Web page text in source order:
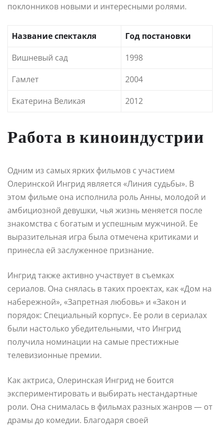
поклонников новыми и интересными ролями.
Название спектакля
Год постановки
Вишневый сад
1998
Гамлет
2004
Екатерина Великая
2012
Работа в киноиндустрии
Одним из самых ярких фильмов с участием
Олеринской Ингрид является «Линия судьбы». В
этом фильме она исполнила роль Анны, молодой и
амбициозной девушки, чья жизнь меняется после
знакомства с богатым и успешным мужчиной. Ее
выразительная игра была отмечена критиками и
принесла ей заслуженное признание.
Ингрид также активно участвует в съемках
сериалов. Она снялась в таких проектах, как «Дом на
набережной», «Запретная любовь» и «Закон и
порядок: Специальный корпус». Ее роли в сериалах
были настолько убедительными, что Ингрид
получила номинации на самые престижные
телевизионные премии.
Как актриса, Олеринская Ингрид не боится
экспериментировать и выбирать нестандартные
роли. Она снималась в фильмах разных жанров — от
драмы до комедии. Благодаря своей